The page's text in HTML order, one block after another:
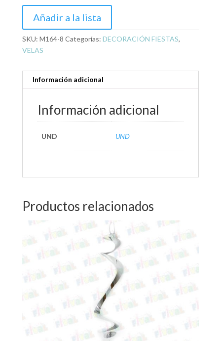
Añadir a la lista
SKU: M164-8 Categorías: DECORACIÓN FIESTAS,
VELAS
Información adicional
Información adicional
UND UND
Productos relacionados